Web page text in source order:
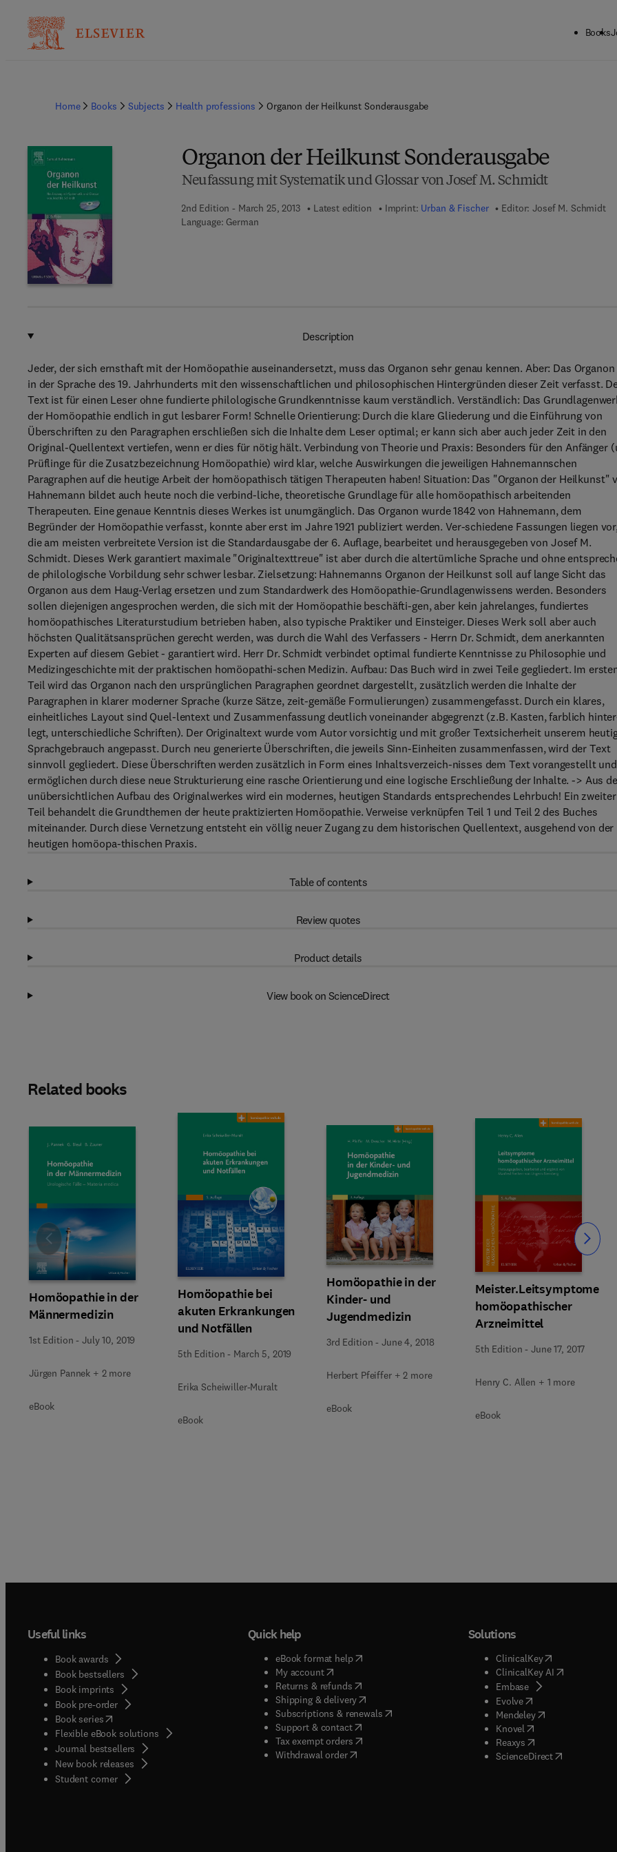
Books
Home Books Subjects Health professions Organon der Heilkunst Sonderausgabe
Organon der Heilkunst Sonderausgabe
Neufassung mit Systematik und Glossar von Josef M. Schmidt
2nd Edition - March 25, 2013 Latest edition Imprint: Urban & Fischer Editor: Josef M. Schmidt
Language: German
Description
Jeder, der sich ernsthaft mit der Homöopathie auseinandersetzt, muss das Organon sehr genau kennen. Aber: Das
in der Sprache des 19. Jahrhunderts mit den wissenschaftlichen und philosophischen Hintergründen dieser Zeit verfasst.
Text ist für einen Leser ohne fundierte philologische Grundkenntnisse kaum verständlich. Verständlich: Das
der Homöopathie endlich in gut lesbarer Form! Schnelle Orientierung: Durch die klare Gliederung und die Einführung von
Überschriften zu den Paragraphen erschließen sich die Inhalte dem Leser optimal; er kann sich aber auch jeder Zeit in den
Original-Quellentext vertiefen, wenn er dies für nötig hält. Verbindung von Theorie und Praxis: Besonders für den Anfänger
Prüflinge für die Zusatzbezeichnung Homöopathie) wird klar, welche Auswirkungen die jeweiligen Hahnemannschen
Paragraphen auf die heutige Arbeit der homöopathisch tätigen Therapeuten haben! Situation: Das "Organon der Heilkunst"
Hahnemann bildet auch heute noch die verbind-liche, theoretische Grundlage für alle homöopathisch arbeitenden
Therapeuten. Eine genaue Kenntnis dieses Werkes ist unumgänglich. Das Organon wurde 1842 von Hahnemann, dem
Begründer der Homöopathie verfasst, konnte aber erst im Jahre 1921 publiziert werden. Ver-schiedene Fassungen liegen
die am meisten verbreitete Version ist die Standardausgabe der 6. Auflage, bearbeitet und herausgegeben von Josef M.
Schmidt. Dieses Werk garantiert maximale "Originaltexttreue" ist aber durch die altertümliche Sprache und ohne
de philologische Vorbildung sehr schwer lesbar. Zielsetzung: Hahnemanns Organon der Heilkunst soll auf lange Sicht das
Organon aus dem Haug-Verlag ersetzen und zum Standardwerk des Homöopathie-Grundlagenwissens werden. Besonders
sollen diejenigen angesprochen werden, die sich mit der Homöopathie beschäfti-gen, aber kein jahrelanges, fundiertes
homöopathisches Literaturstudium betrieben haben, also typische Praktiker und Einsteiger. Dieses Werk soll aber auch
höchsten Qualitätsansprüchen gerecht werden, was durch die Wahl des Verfassers - Herrn Dr. Schmidt, dem anerkannten
Experten auf diesem Gebiet - garantiert wird. Herr Dr. Schmidt verbindet optimal fundierte Kenntnisse zu Philosophie und
Medizingeschichte mit der praktischen homöopathi-schen Medizin. Aufbau: Das Buch wird in zwei Teile gegliedert. Im
Teil wird das Organon nach den ursprünglichen Paragraphen geordnet dargestellt, zusätzlich werden die Inhalte der
Paragraphen in klarer moderner Sprache (kurze Sätze, zeit-gemäße Formulierungen) zusammengefasst. Durch ein klares,
einheitliches Layout sind Quel-lentext und Zusammenfassung deutlich voneinander abgegrenzt (z.B. Kasten, farblich
legt, unterschiedliche Schriften). Der Originaltext wurde vom Autor vorsichtig und mit großer Textsicherheit unserem
Sprachgebrauch angepasst. Durch neu generierte Überschriften, die jeweils Sinn-Einheiten zusammenfassen, wird der Text
sinnvoll gegliedert. Diese Überschriften werden zusätzlich in Form eines Inhaltsverzeich-nisses dem Text vorangestellt und
ermöglichen durch diese neue Strukturierung eine rasche Orientierung und eine logische Erschließung der Inhalte. -> Aus
unübersichtlichen Aufbau des Originalwerkes wird ein modernes, heutigen Standards entsprechendes Lehrbuch! Ein zweiter
Teil behandelt die Grundthemen der heute praktizierten Homöopathie. Verweise verknüpfen Teil 1 und Teil 2 des Buches
miteinander. Durch diese Vernetzung entsteht ein völlig neuer Zugang zu dem historischen Quellentext, ausgehend von der
heutigen homöopa-thischen Praxis.
Table of contents
Review quotes
Product details
View book on ScienceDirect
Related books
Homöopathie in der
Männermedizin
1st Edition -July 10, 2019
Jürgen Pannek + 2 more
eBook
Homöopathie bei
akuten Erkrankungen
und Notfällen
5th Edition - March 5, 2019
Erika Scheiwiller-Muralt
eBook
Homöopathie in der
Kinder- und
Jugendmedizin
3rd Edition -June 4, 2018
Herbert Pfeiffer + 2 more
eBook
Meister.Leitsymptome
homöopathischer
Arzneimittel
5th Edition -June 17, 2017
Henry C. Allen + 1 more
eBook
Slide Slide
Useful links
Book awards
Book bestsellers
Book imprints
Book pre-order
Book series(opens in new tab/window
Flexible eBook solutions
Journal bestsellers
New book releases
Student corner( opens in new tab/window
Quick help
eBook format help( opens in new tab/window
My account( opens in new tab/window
Returns & refunds( opens in new tab/window
Shipping & delivery(opens in new tab/window
Subscriptions & renewals( opens in new tab/window
)
Support & contact( opens in new tab/window
Tax exempt orders( opens in new tab/window
Withdrawal order
Solutions
ClinicalKey(opens in new
ClinicalKey AI( opens in new
Embase( opens in new tab/
Evolve( opens in new tab/
Mendeley( opens in new tab/
Knovel opens in new tab/
Reaxys opens in new tab/
ScienceDirect( opens in new